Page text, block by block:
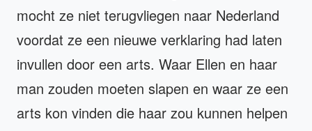
mocht ze niet terugvliegen naar Nederland
voordat ze een nieuwe verklaring had laten
invullen door een arts. Waar Ellen en haar
man zouden moeten slapen en waar ze een
arts kon vinden die haar zou kunnen helpen